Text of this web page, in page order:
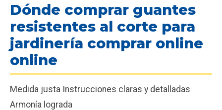
Dónde comprar guantes
resistentes al corte para
jardinería comprar online
online
Medida justa Instrucciones claras y detalladas
Armonía lograda